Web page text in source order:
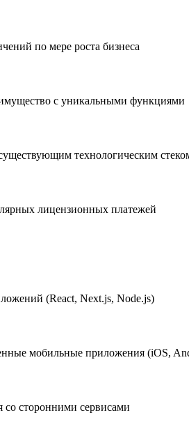
по мере роста бизнеса
с уникальными функциями
технологическим
лицензионных платежей
(React, Next.js, Node.js)
мобильные приложения (iOS,
со сторонними сервисами